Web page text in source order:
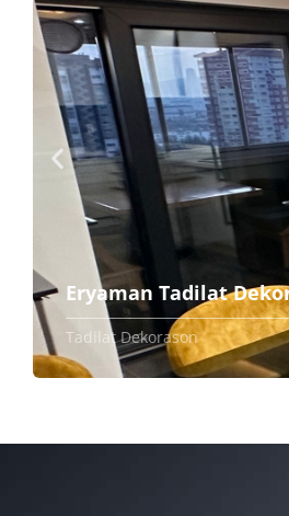
Eryaman Tadilat
Tadilat Dekorason